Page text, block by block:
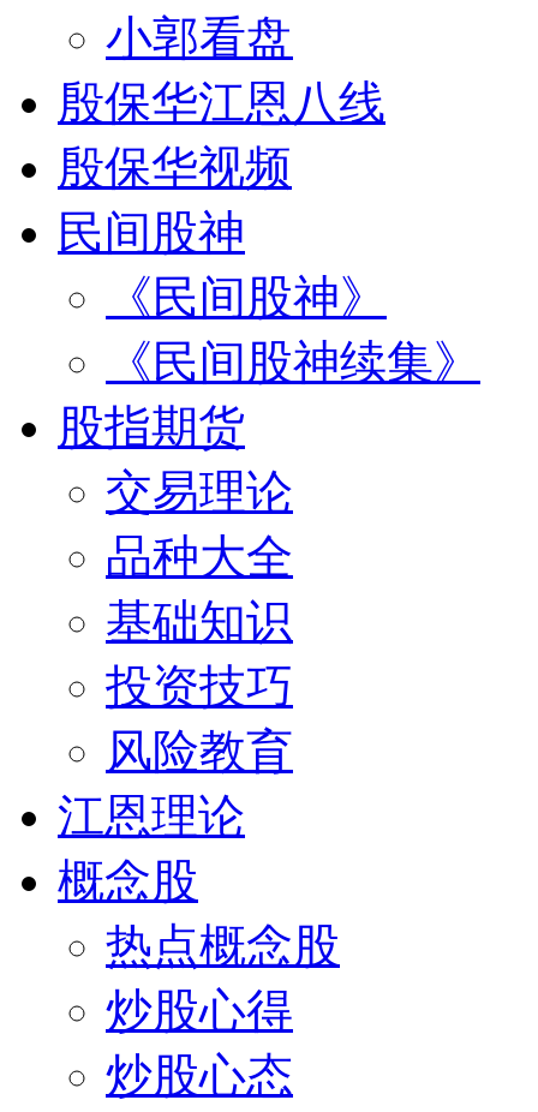
小郭看盘
殷保华江恩八线
殷保华视频
民间股神
《民间股神》
《民间股神续集》
股指期货
交易理论
品种大全
基础知识
投资技巧
风险教育
江恩理论
概念股
热点概念股
炒股心得
炒股心态